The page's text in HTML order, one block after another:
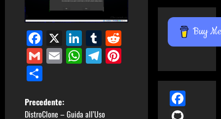
Facebook
X LinkedIn
TumblrReddit
GmailEmailWhatsApp
Telegram
N
Precedente:
DistroClone – Guida all’Uso
Buy